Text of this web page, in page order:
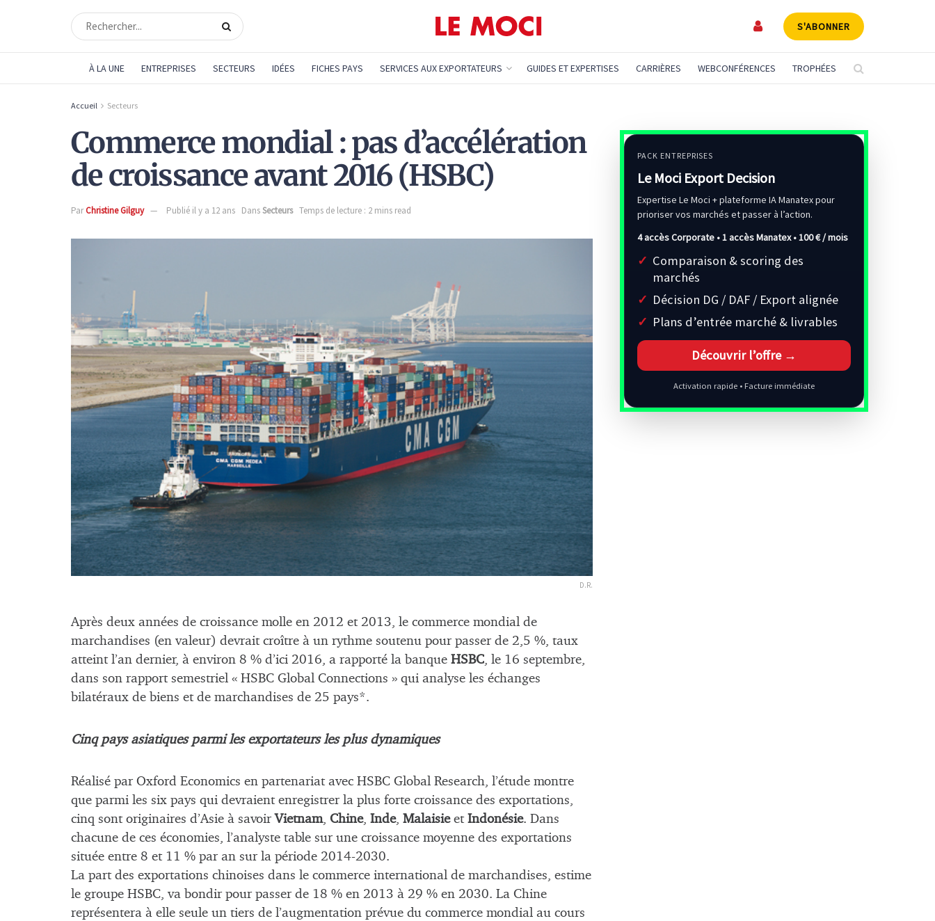
S'ABONNER
À LA UNE ENTREPRISES SECTEURS IDÉES FICHES PAYS SERVICES AUX EXPORTATEURS GUIDES ET EXPERTISES CARRIÈRES WEBCONFÉRENCES TROPHÉES
Accueil Secteurs
Commerce mondial : pas d’accélération
de croissance avant 2016 (HSBC)
ParChristine Gilguy Publié il y a 12 ans DansSecteurs Temps de lecture : 2 mins read
D.R.
Après deux années de croissance molle en 2012 et 2013, le commerce mondial de
marchandises (en valeur) devrait croître à un rythme soutenu pour passer de 2,5 %, taux
atteint l’an dernier, à environ 8 % d’ici 2016, a rapporté la banque HSBC, le 16 septembre,
dans son rapport semestriel « HSBC Global Connections » qui analyse les échanges
bilatéraux de biens et de marchandises de 25 pays*.
Cinq pays asiatiques parmi les exportateurs les plus dynamiques
Réalisé par Oxford Economics en partenariat avec HSBC Global Research, l’étude montre
que parmi les six pays qui devraient enregistrer la plus forte croissance des exportations,
cinq sont originaires d’Asie à savoir Vietnam, Chine, Inde, Malaisieet Indonésie. Dans
chacune de ces économies, l’analyste table sur une croissance moyenne des exportations
située entre 8 et 11 % par an sur la période 2014-2030.
La part des exportations chinoises dans le commerce international de marchandises, estime
le groupe HSBC, va bondir pour passer de 18 % en 2013 à 29 % en 2030. La Chine
représentera à elle seule un tiers de l’augmentation prévue du commerce mondial au cours
PACK ENTREPRISES
Le Moci Export Decision
Expertise Le Moci + plateforme IA Manatex pour
prioriser vos marchés et passer à l’action.
4 accès Corporate • 1 accès Manatex •100 € / mois
Comparaison & scoring des
marchés
Décision DG / DAF / Export alignée
Plans d’entrée marché & livrables
Découvrir l’offre →
Activation rapide • Facture immédiate